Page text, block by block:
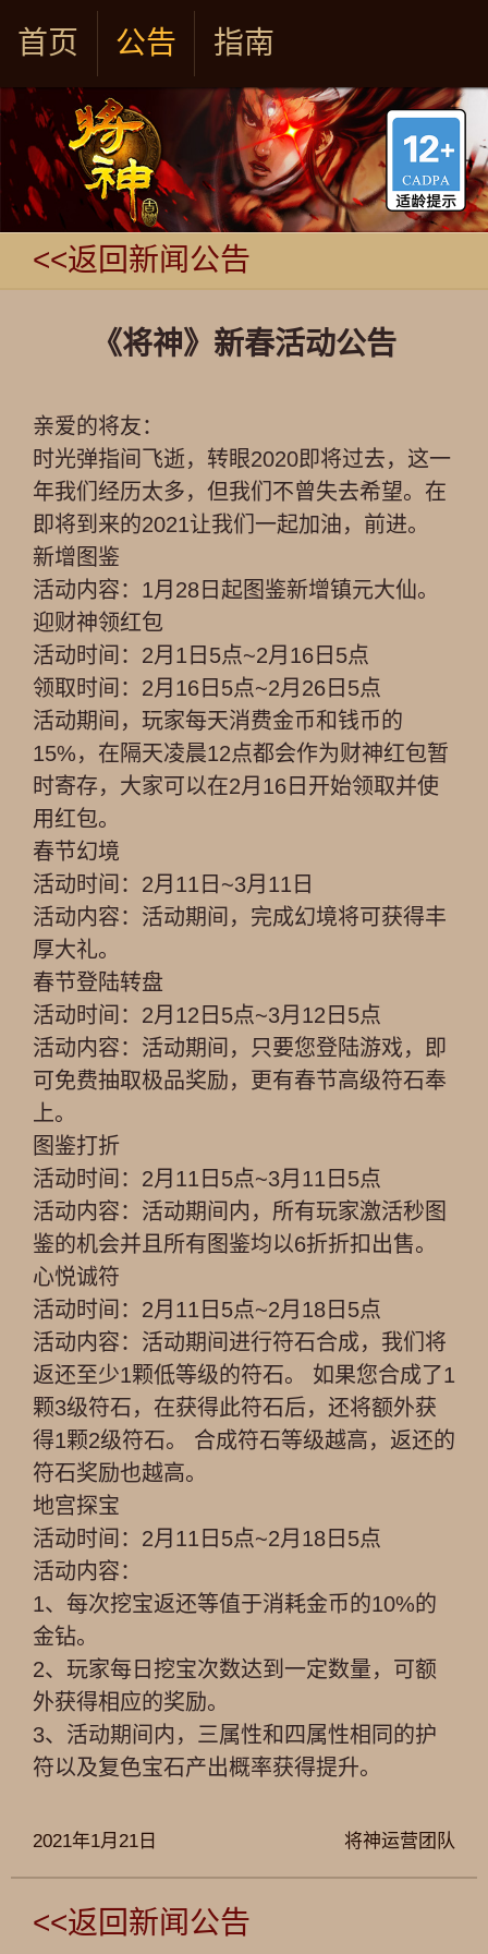
首页 公告 指南
<<返回新闻公告
《将神》新春活动公告
亲爱的将友：
时光弹指间飞逝，转眼2020即将过去，这一
年我们经历太多，但我们不曾失去希望。在
即将到来的2021让我们一起加油，前进。
新增图鉴
活动内容：1月28日起图鉴新增镇元大仙。
迎财神领红包
活动时间：2月1日5点~2月16日5点
领取时间：2月16日5点~2月26日5点
活动期间，玩家每天消费金币和钱币的
15%，在隔天凌晨12点都会作为财神红包暂
时寄存，大家可以在2月16日开始领取并使
用红包。
春节幻境
活动时间：2月11日~3月11日
活动内容：活动期间，完成幻境将可获得丰
厚大礼。
春节登陆转盘
活动时间：2月12日5点~3月12日5点
活动内容：活动期间，只要您登陆游戏，即
可免费抽取极品奖励，更有春节高级符石奉
上。
图鉴打折
活动时间：2月11日5点~3月11日5点
活动内容：活动期间内，所有玩家激活秒图
鉴的机会并且所有图鉴均以6折折扣出售。
心悦诚符
活动时间：2月11日5点~2月18日5点
活动内容：活动期间进行符石合成，我们将
返还至少1颗低等级的符石。 如果您合成了1
颗3级符石，在获得此符石后，还将额外获
得1颗2级符石。 合成符石等级越高，返还的
符石奖励也越高。
地宫探宝
活动时间：2月11日5点~2月18日5点
活动内容：
1、每次挖宝返还等值于消耗金币的10%的
金钻。
2、玩家每日挖宝次数达到一定数量，可额
外获得相应的奖励。
3、活动期间内，三属性和四属性相同的护
符以及复色宝石产出概率获得提升。
将神运营团队
2021年1月21日
<<返回新闻公告